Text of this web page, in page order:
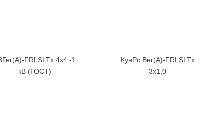
FRLSLTx 4х4 -1
кВ (ГОСТ)
КунРс Внг(А)-FRLSLTx
3х1,0